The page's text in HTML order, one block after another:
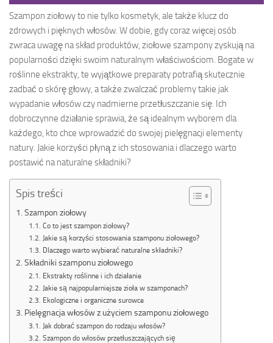
Szampon ziołowy to nie tylko kosmetyk, ale także klucz do
zdrowych i pięknych włosów. W dobie, gdy coraz więcej osób
zwraca uwagę na skład produktów, ziołowe szampony zyskują na
popularności dzięki swoim naturalnym właściwościom. Bogate w
roślinne ekstrakty, te wyjątkowe preparaty potrafią skutecznie
zadbać o skórę głowy, a także zwalczać problemy takie jak
wypadanie włosów czy nadmierne przetłuszczanie się. Ich
dobroczynne działanie sprawia, że są idealnym wyborem dla
każdego, kto chce wprowadzić do swojej pielęgnacji elementy
natury. Jakie korzyści płyną z ich stosowania i dlaczego warto
postawić na naturalne składniki?
Spis treści
Szampon ziołowy
Co to jest szampon ziołowy?
Jakie są korzyści stosowania szamponu ziołowego?
Dlaczego warto wybierać naturalne składniki?
Składniki szamponu ziołowego
Ekstrakty roślinne i ich działanie
Jakie są najpopularniejsze zioła w szamponach?
Ekologiczne i organiczne surowce
Pielęgnacja włosów z użyciem szamponu ziołowego
Jak dobrać szampon do rodzaju włosów?
Szampon do włosów przetłuszczających się